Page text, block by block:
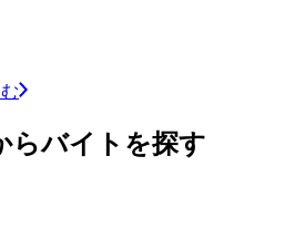
らバイトを探す